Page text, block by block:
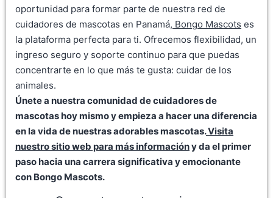
oportunidad para formar parte de nuestra red de
cuidadores de mascotas en Panamá, Bongo Mascots es
la plataforma perfecta para ti. Ofrecemos flexibilidad, un
ingreso seguro y soporte continuo para que puedas
concentrarte en lo que más te gusta: cuidar de los
animales.
Únete a nuestra comunidad de cuidadores de
mascotas hoy mismo y empieza a hacer una diferencia
en la vida de nuestras adorables mascotas.Visita
nuestro sitio web para más informacióny da el primer
paso hacia una carrera significativa y emocionante
con Bongo Mascots.